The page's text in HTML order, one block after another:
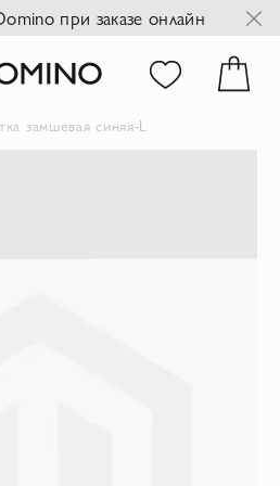
при заказе онлайн
замшевая синяя-L